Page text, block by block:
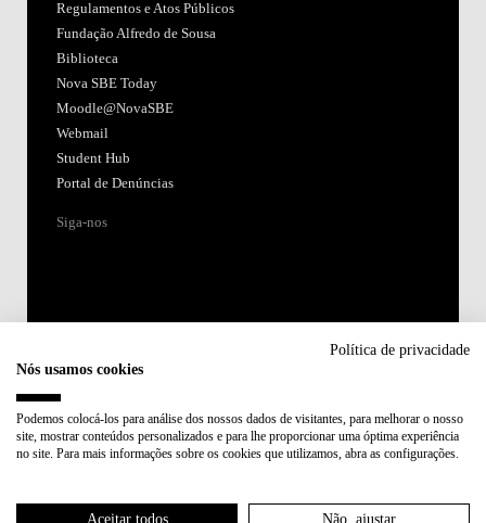
Regulamentos e Atos Públicos
Fundação Alfredo de Sousa
Biblioteca
Nova SBE Today
Moodle@NovaSBE
Webmail
Student Hub
Portal de Denúncias
Siga-nos
Membro de:
Política de privacidade
Nós usamos cookies
Podemos colocá-los para análise dos nossos dados de visitantes, para melhorar o nosso
site, mostrar conteúdos personalizados e para lhe proporcionar uma óptima experiência
no site. Para mais informações sobre os cookies que utilizamos, abra as configurações.
Aceitar todos Não, ajustar